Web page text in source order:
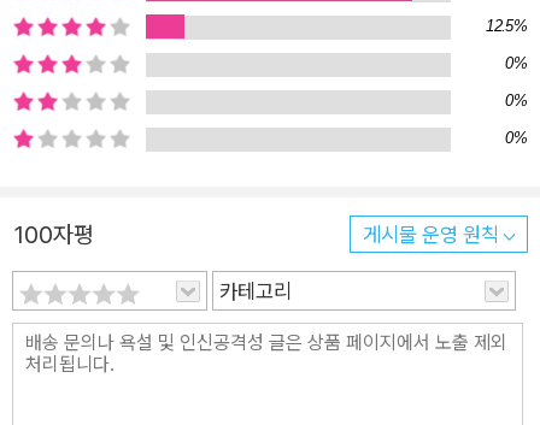
살아갑니다. 그 과정에서 예측 불가능한 상황에 맞닥뜨릴 때도 많
지요. 백설기 공주처럼 뜻하지 않게 다른 사람의 시기나 질투, 미
움을 살 때도 있고요. 백설기 공주는 케이크 여왕의 계략에 넘어
가 여러 차례 위험한 상황에 놓입니다. 하지만 겁을 먹거나 포기
하지 않고 용감하고 지혜롭게 대처하지요. 포크 사냥꾼에게 잡혀
말입니다. 백설기 공주의 상징인 눈부시게 하얀 얼굴이 케이크 여
왕이 건넨 체리 물로 검붉게 얼룩져도, 오래 슬퍼하거나 좌절하지
않습니다. 오히려 ‘공주는 얼굴이 중요한 게 아니야!’라고 스스로
를 다독이지요. 겉으로 보이는 것이 다가 아니라는 걸 알고 있는
까닭이지요. 수많은 위기를 겪으며 더 단단해진 백설기 공주는 자
12.5%
0%
0%
0%
100자평 게시물 운영 원칙
카테고리